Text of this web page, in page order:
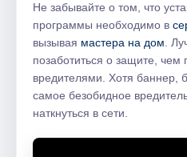
Не забывайте о том, что
программы необходимо в
вызывая мастера на дом .
позаботиться о защите, чем
вредителями. Хотя баннер,
самое безобидное
наткнуться в сети.